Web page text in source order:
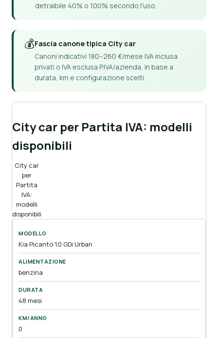
detraibile 40% o 100% secondo l'uso.
💰Fascia canone tipica City car
Canoni indicativi 180–260 €/mese IVA inclusa
privati o IVA esclusa P.IVA/azienda, in base a
durata, km e configurazione scelti.
City car per Partita IVA: modelli
disponibili
City car
per
Partita
IVA:
modelli
disponibili
Kia Picanto 1.0 GDi Urban
benzina
48 mesi
0